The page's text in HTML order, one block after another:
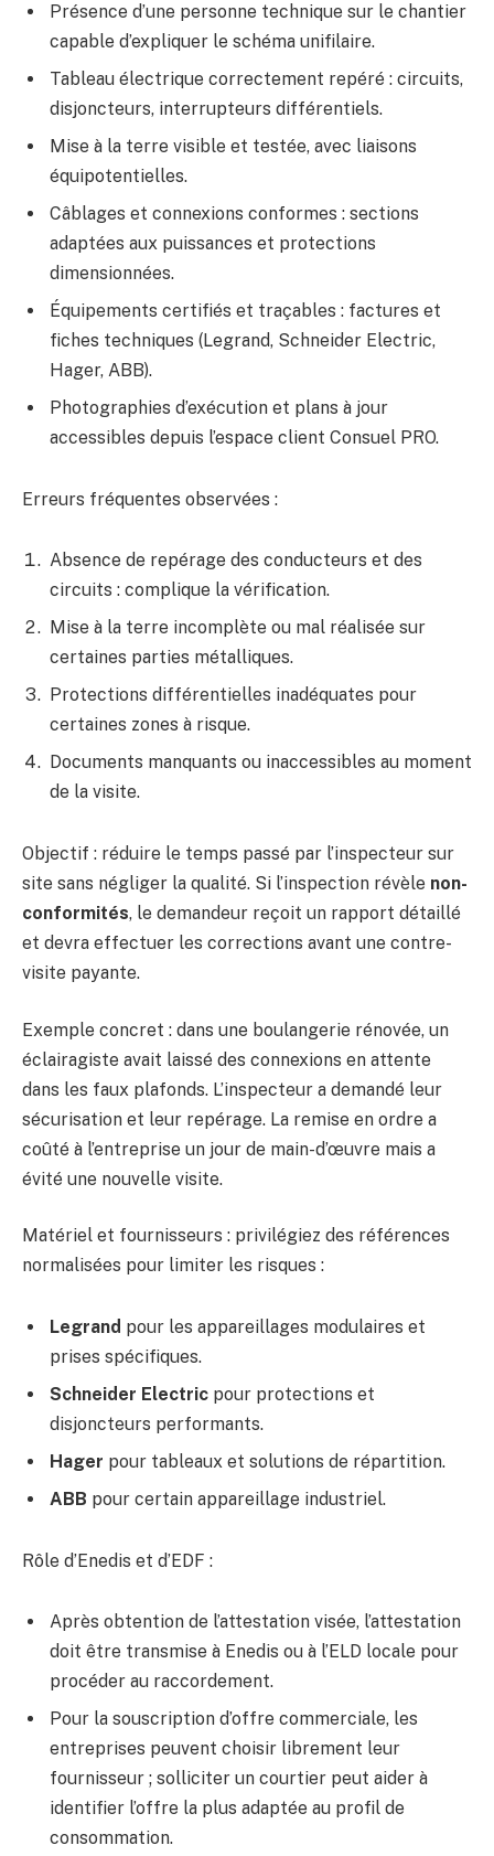
Présence d’une personne technique sur le chantier
capable d’expliquer le schéma unifilaire.
Tableau électrique correctement repéré : circuits,
disjoncteurs, interrupteurs différentiels.
Mise à la terre visible et testée, avec liaisons
équipotentielles.
Câblages et connexions conformes : sections
adaptées aux puissances et protections
dimensionnées.
Équipements certifiés et traçables : factures et
fiches techniques (Legrand, Schneider Electric,
Hager, ABB).
Photographies d’exécution et plans à jour
accessibles depuis l’espace client Consuel PRO.
Erreurs fréquentes observées :
Absence de repérage des conducteurs et des
circuits : complique la vérification.
Mise à la terre incomplète ou mal réalisée sur
certaines parties métalliques.
Protections différentielles inadéquates pour
certaines zones à risque.
Documents manquants ou inaccessibles au moment
de la visite.
Objectif : réduire le temps passé par l’inspecteur sur
site sans négliger la qualité. Si l’inspection révèle non-
conformités, le demandeur reçoit un rapport détaillé
et devra effectuer les corrections avant une contre-
visite payante.
Exemple concret : dans une boulangerie rénovée, un
éclairagiste avait laissé des connexions en attente
dans les faux plafonds. L’inspecteur a demandé leur
sécurisation et leur repérage. La remise en ordre a
coûté à l’entreprise un jour de main-d’œuvre mais a
évité une nouvelle visite.
Matériel et fournisseurs : privilégiez des références
normalisées pour limiter les risques :
Legrand pour les appareillages modulaires et
prises spécifiques.
Schneider Electric pour protections et
disjoncteurs performants.
Hager pour tableaux et solutions de répartition.
ABB pour certain appareillage industriel.
Rôle d’Enedis et d’EDF :
Après obtention de l’attestation visée, l’attestation
doit être transmise à Enedis ou à l’ELD locale pour
procéder au raccordement.
Pour la souscription d’offre commerciale, les
entreprises peuvent choisir librement leur
fournisseur ; solliciter un courtier peut aider à
identifier l’offre la plus adaptée au profil de
consommation.